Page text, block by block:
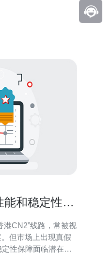
足监管的同时提升
和稳定性的
港CN2”线路，常被视
但市场上出现真假
性保障面临潜在风
决策。 什么是